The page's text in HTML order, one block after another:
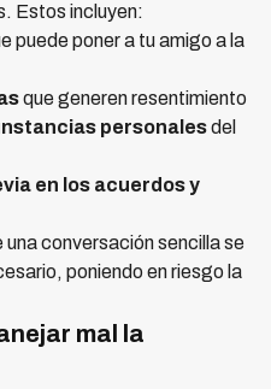
Estos incluyen:
puede poner a tu amigo a la
que generen resentimiento
personalesdel
en los acuerdos y
conversación sencilla se
poniendo en riesgo la
mal la